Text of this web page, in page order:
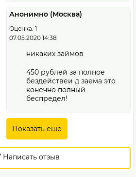
Анонимно (Москва)
Оценка: 1
07.05.2020 14:38
никаких займов
450 рублей за полное
бездействеи д заема это
конечно полный
беспредел!
Показать ещё
Написать отзыв